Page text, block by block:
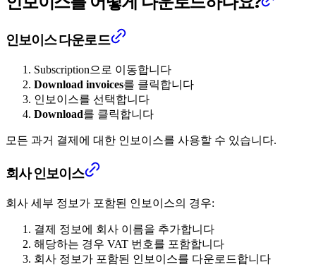
인보이스 다운로드
Subscription으로 이동합니다
Download invoices를 클릭합니다
인보이스를 선택합니다
Download를 클릭합니다
모든 과거 결제에 대한 인보이스를 사용할 수 있습니다.
회사 인보이스
회사 세부 정보가 포함된 인보이스의 경우:
결제 정보에 회사 이름을 추가합니다
해당하는 경우 VAT 번호를 포함합니다
회사 정보가 포함된 인보이스를 다운로드합니다